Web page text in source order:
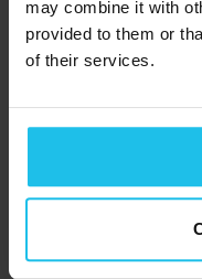
may combine it with
provided to them or
of their services.
de
en